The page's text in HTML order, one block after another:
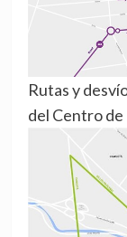
Rutas y
del Centro de